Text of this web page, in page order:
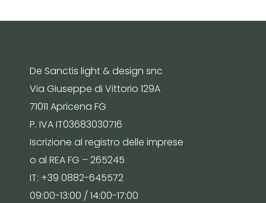
De Sanctis light & design snc
Via Giuseppe di Vittorio 129A
71011 Apricena FG
P. IVA IT03683030716
Iscrizione al registro delle imprese
o al REA FG – 265245
IT: +39 0882-645572
09:00-13:00 / 14:00-17:00